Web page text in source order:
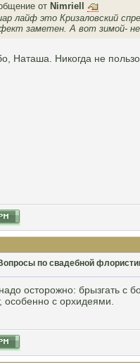
от Nimriell
лайф это Кризаловский
заметен. А вот зимой- не
Наташа. Никогда не
по свадебной
осторожно: брызгать с
особенно с орхидеями.